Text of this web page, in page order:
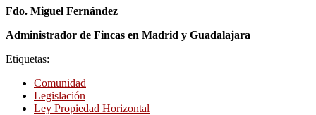
Fdo. Miguel Fernández
Administrador de Fincas en Madrid y Guadalajara
Etiquetas:
Comunidad
Legislación
Ley Propiedad Horizontal